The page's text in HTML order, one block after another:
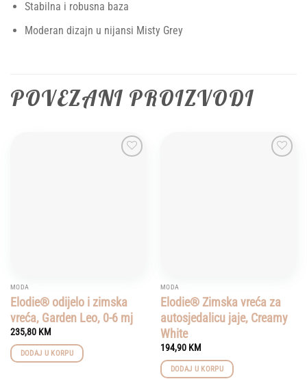
Stabilna i robusna baza
Moderan dizajn u nijansi Misty Grey
POVEZANI PROIZVODI
MODA
Elodie® odijelo i zimska
vreća, Garden Leo, 0-6 mj
235,80 KM
DODAJ U KORPU
MODA
Elodie® Zimska vreća za
autosjedalicu jaje, Creamy
White
194,90 KM
DODAJ U KORPU